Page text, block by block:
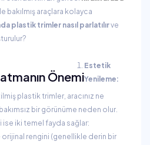
bakılmış araçlara kolayca
plastik trimler nasıl parlatılırve
Önemi
plastik trimler, aracınız ne
bir görünüme neden olur.
ise iki temel fayda sağlar:
Estetik
Yenileme:
rengini (genellikle derin bir